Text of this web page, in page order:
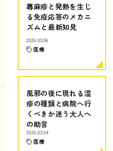
蕁麻疹と発熱を生じ
る免疫応答のメカニ
ズムと最新知見
2026.03.06
医療
風邪の後に現れる湿
疹の種類と病院へ行
くべきか迷う大人へ
の助言
2026.03.04
医療